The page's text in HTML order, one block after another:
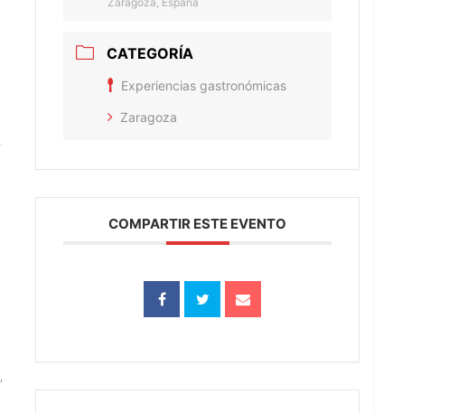
CATEGORÍA
Experiencias gastronómicas
Zaragoza
COMPARTIR ESTE EVENTO